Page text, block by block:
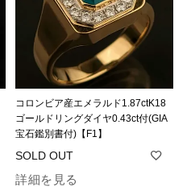
コロンビア産エメラルド1.87ctK18
ゴールドリングダイヤ0.43ct付(GIA
宝石鑑別書付)【F1】
詳細を見る